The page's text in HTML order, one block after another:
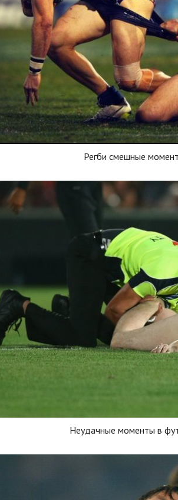
Регби смешные
Неудачные моменты в